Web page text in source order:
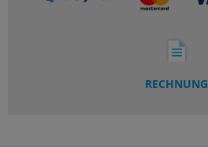
RECHNUNG